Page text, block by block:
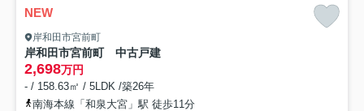
NEW
岸和田市宮前町
岸和田市宮前町 中古戸建
2,698万円
- / 158.63㎡ / 5LDK /築26年
南海本線「和泉大宮」駅 徒歩11分